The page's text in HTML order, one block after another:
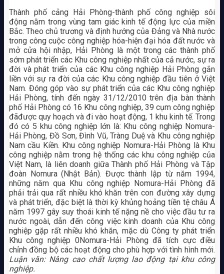
Thành phố cảng Hải Phòng-thành phố công nghiệp sôi
động nằm trong vùng tam giác kinh tế động lực của miền
Bắc. Theo chủ trương và định hướng của Đảng và Nhà nước
trong công cuộc công nghiệp hóa-hiện đại hóa đất nước và
mở cửa hội nhập, Hải Phòng là một trong các thành phố
sớm phát triển các Khu công nghiệp nhất của cả nước, sự ra
đời và phát triển của các Khu công nghiệp Hải Phòng gắn
liền với sự ra đời của các Khu công nghiệp đầu tiên ở Việt
Nam. Đóng góp vào sự phát triển của các Khu công nghiệp
Hải Phòng, tính đến ngày 31/12/2010 trên địa bàn thành
phố Hải Phòng có 16 Khu công nghiệp, 39 cụm công nghiệp
đãđược quy hoạch và đi vào hoạt động, 1 khu kinh tế. Trong
đó có 5 khu công nghiệp lớn là: Khu công nghiệp Nomura-
Hải Phòng, Đồ Sơn, Đình Vũ, Tràng Duệ và Khu công nghiệp
Nam cầu Kiền. Khu công nghiệp Nomura-Hải Phòng là Khu
công nghiệp nằm trong hệ thống các khu công nghiệp của
Việt Nam, là liên doanh giữa Thành phố Hải Phòng và Tập
đoàn Nomura (Nhật Bản). Được thành lập từ năm 1994,
những năm qua Khu công nghiệp Nomura-Hải Phòng đã
phải trải qua rất nhiều khó khăn trên con đường xây dựng
và phát triển, đặc biệt là thời kỳ khủng hoảng tiền tệ châu Á
năm 1997 gây suy thoái kinh tế nặng nề cho việc đầu tư ra
nước ngoài, dẫn đến công việc kinh doanh của Khu công
nghiệp gặp rất nhiều khó khăn, mặc dù Công ty phát triển
Khu công nghiệp 0Nomura-Hải Phòng đã tích cực điều
chỉnh đồng bộ các hoạt động cho phù hợp với tình hình mới.
Luận văn: Nâng cao chất lượng lao động tại khu công
nghiệp.